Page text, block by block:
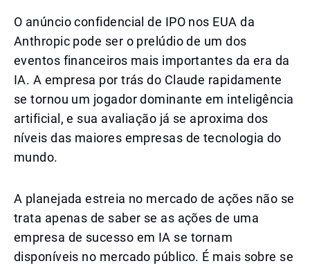
O anúncio confidencial de IPO nos EUA da
Anthropic pode ser o prelúdio de um dos
eventos financeiros mais importantes da era da
IA. A empresa por trás do Claude rapidamente
se tornou um jogador dominante em inteligência
artificial, e sua avaliação já se aproxima dos
níveis das maiores empresas de tecnologia do
mundo.
A planejada estreia no mercado de ações não se
trata apenas de saber se as ações de uma
empresa de sucesso em IA se tornam
disponíveis no mercado público. É mais sobre se